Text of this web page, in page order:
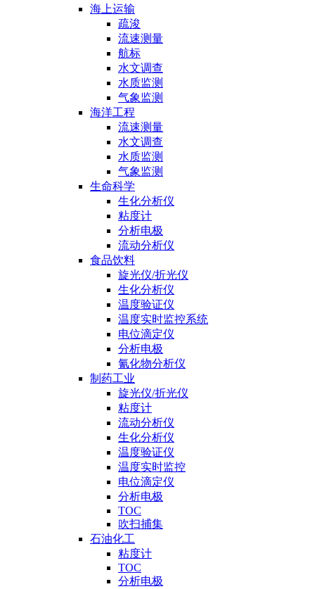
海上运输
疏浚
流速测量
航标
水文调查
水质监测
气象监测
海洋工程
流速测量
水文调查
水质监测
气象监测
生命科学
生化分析仪
粘度计
分析电极
流动分析仪
食品饮料
旋光仪/折光仪
生化分析仪
温度验证仪
温度实时监控系统
电位滴定仪
分析电极
氰化物分析仪
制药工业
旋光仪/折光仪
粘度计
流动分析仪
生化分析仪
温度验证仪
温度实时监控
电位滴定仪
分析电极
TOC
吹扫捕集
石油化工
粘度计
TOC
分析电极